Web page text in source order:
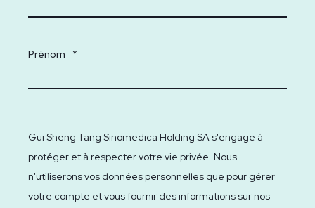
Prénom *
Gui Sheng Tang Sinomedica Holding SA s'engage à
protéger et à respecter votre vie privée. Nous
n'utiliserons vos données personnelles que pour gérer
votre compte et vous fournir des informations sur nos